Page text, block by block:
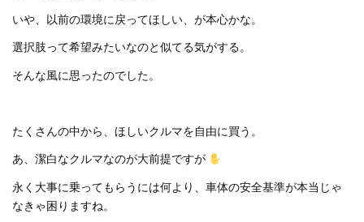
いや、以前の環境に戻ってほしい、が本心かな。
選択肢って希望みたいなのと似てる気がする。
そんな風に思ったのでした。
たくさんの中から、ほしいクルマを自由に買う。
あ、潔白なクルマなのが大前提ですが
永く大事に乗ってもらうには何より、車体の安全基準が本当じゃ
なきゃ困りますね。